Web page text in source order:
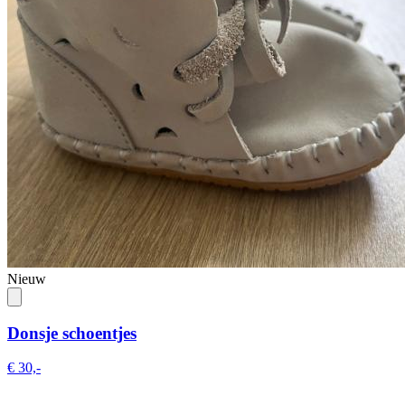
Nieuw
Donsje schoentjes
€ 30,-